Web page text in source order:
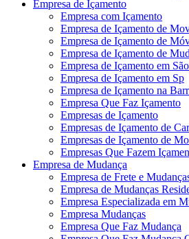
Empresa de Içamento
Empresa com Içamento
Empresa de Içamento de
Empresa de Içamento de
Empresa de Içamento de
Empresa de Içamento em
Empresa de Içamento em Sp
Empresa de Içamento na
Empresa Que Faz Içamento
Empresas de Içamento
Empresas de Içamento de
Empresas de Içamento de
Empresas Que Fazem
Empresa de Mudança
Empresa de Frete e
Empresa de Mudanças
Empresa Especializada em
Empresa Mudanças
Empresa Que Faz Mudança